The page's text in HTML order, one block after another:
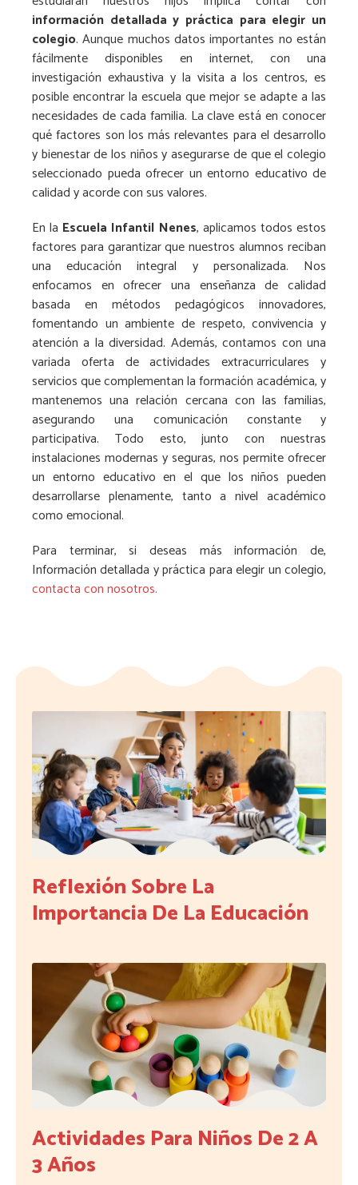
información detallada y práctica para elegir un
colegio. Aunque muchos datos importantes no están
fácilmente disponibles en internet, con una
investigación exhaustiva y la visita a los centros, es
posible encontrar la escuela que mejor se adapte a las
necesidades de cada familia. La clave está en conocer
qué factores son los más relevantes para el desarrollo
y bienestar de los niños y asegurarse de que el colegio
seleccionado pueda ofrecer un entorno educativo de
calidad y acorde con sus valores.
En la Escuela Infantil Nenes, aplicamos todos estos
factores para garantizar que nuestros alumnos reciban
una educación integral y personalizada. Nos
enfocamos en ofrecer una enseñanza de calidad
basada en métodos pedagógicos innovadores,
fomentando un ambiente de respeto, convivencia y
atención a la diversidad. Además, contamos con una
variada oferta de actividades extracurriculares y
servicios que complementan la formación académica, y
mantenemos una relación cercana con las familias,
asegurando una comunicación constante y
participativa. Todo esto, junto con nuestras
instalaciones modernas y seguras, nos permite ofrecer
un entorno educativo en el que los niños pueden
desarrollarse plenamente, tanto a nivel académico
como emocional.
Para terminar, si deseas más información de,
Información detallada y práctica para elegir un colegio,
contacta con nosotros.
Reflexión Sobre La
Importancia De La Educación
Actividades Para Niños De 2 A
3 Años